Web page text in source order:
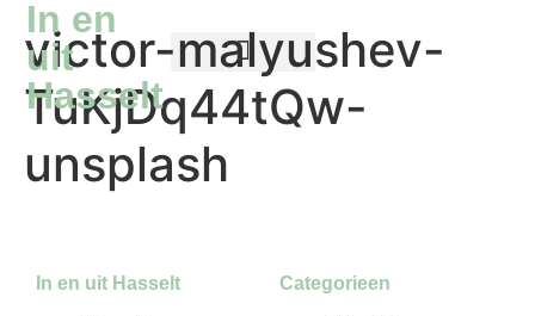
In en
uit
Hasselt
victor-malyushev-
TuKjDq44tQw-
unsplash
In en uit Hasselt Categorieen